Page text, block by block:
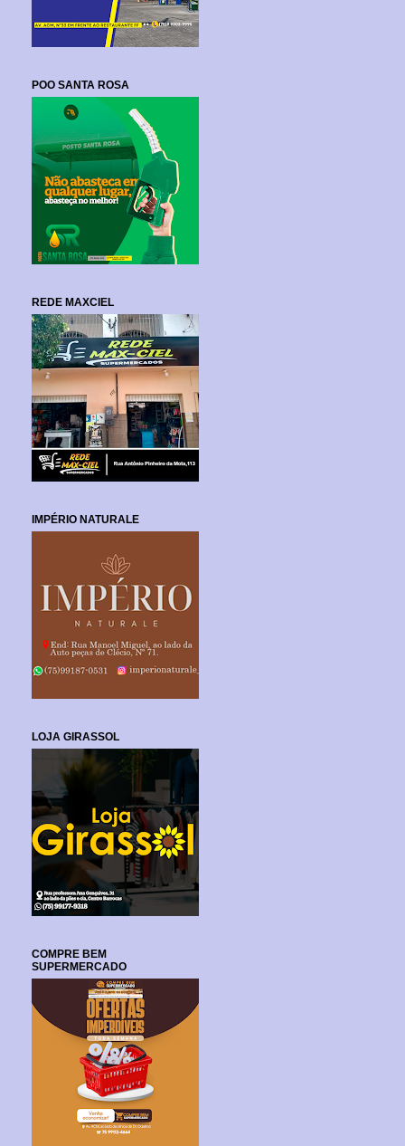
POO SANTA ROSA
REDE MAXCIEL
IMPÉRIO NATURALE
LOJA GIRASSOL
COMPRE BEM
SUPERMERCADO